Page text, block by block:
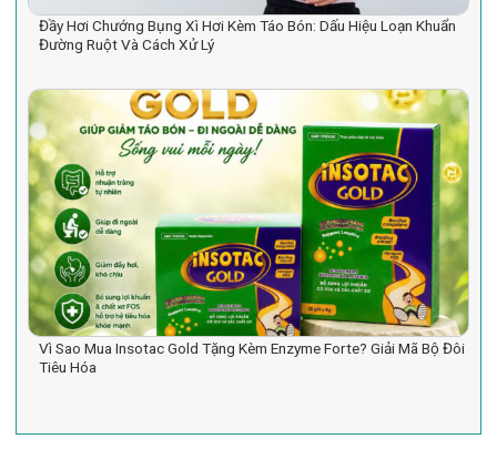
Đầy Hơi Chướng Bụng Xì Hơi Kèm Táo Bón: Dấu Hiệu Loạn Khuẩn
Đường Ruột Và Cách Xử Lý
Vì Sao Mua Insotac Gold Tặng Kèm Enzyme Forte? Giải Mã Bộ Đôi
Tiêu Hóa